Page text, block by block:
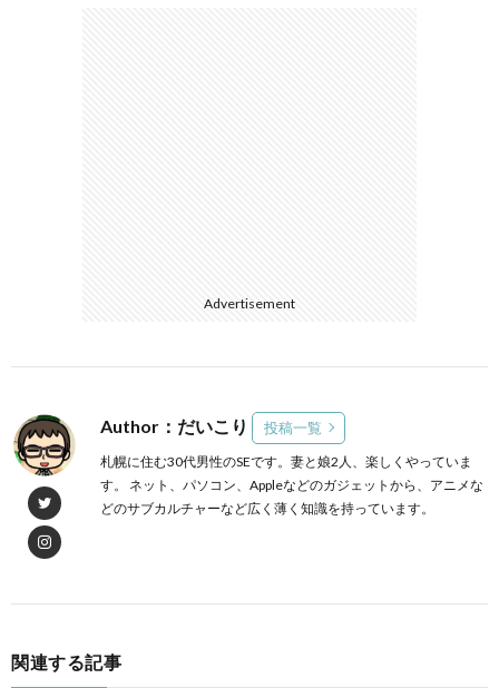
Advertisement
Author：だいこり 投稿一覧
札幌に住む30代男性のSEです。妻と娘2人、楽しくやっていま
す。 ネット、パソコン、Appleなどのガジェットから、アニメな
どのサブカルチャーなど広く薄く知識を持っています。
関連する記事